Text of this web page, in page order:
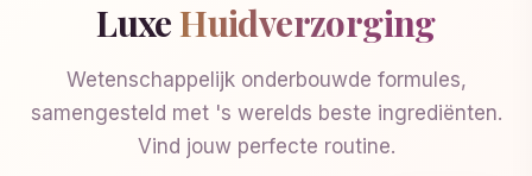
LuxeHuidverzorging
Wetenschappelijk onderbouwde formules,
samengesteld met 's werelds beste ingrediënten.
Vind jouw perfecte routine.